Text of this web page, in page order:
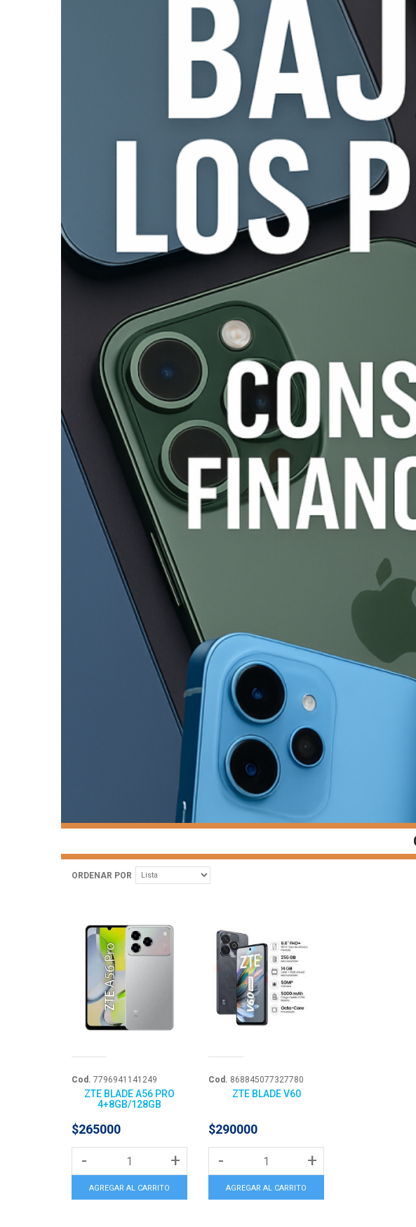
ORDENAR POR
Cod. 7796941141249
ZTE BLADE A56 PRO
4+8GB/128GB
$265000
- +
AGREGAR AL CARRITO
Cod. 868845077327780
ZTE BLADE V60
$290000
- +
AGREGAR AL CARRITO